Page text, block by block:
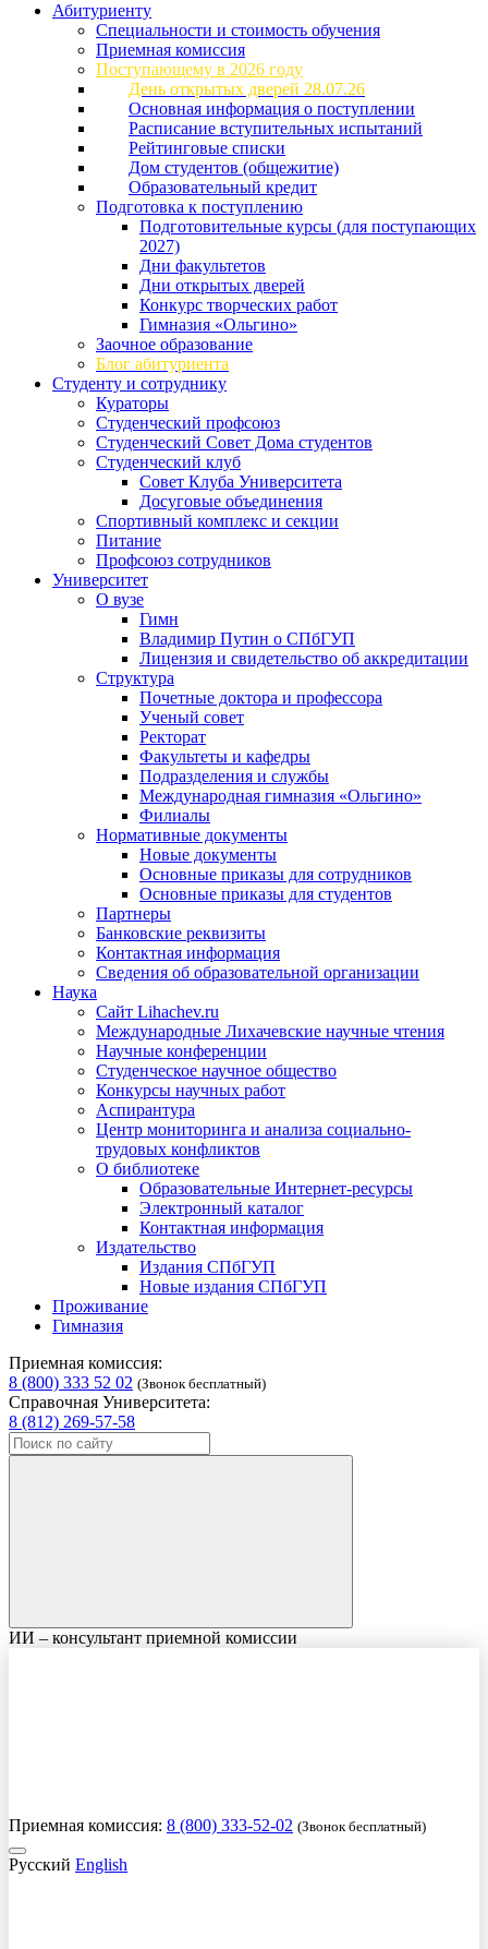
Абитуриенту
Специальности и стоимость обучения
Приемная комиссия
Поступающему в 2026 году
День открытых дверей 28.07.26
Основная информация о поступлении
Расписание вступительных испытаний
Рейтинговые списки
Дом студентов (общежитие)
Образовательный кредит
Подготовка к поступлению
Подготовительные курсы (для поступающих
2027)
Дни факультетов
Дни открытых дверей
Конкурс творческих работ
Гимназия «Ольгино»
Заочное образование
Блог абитуриента
Студенту и сотруднику
Кураторы
Студенческий профсоюз
Студенческий Совет Дома студентов
Студенческий клуб
Совет Клуба Университета
Досуговые объединения
Спортивный комплекс и секции
Питание
Профсоюз сотрудников
Университет
О вузе
Гимн
Владимир Путин о СПбГУП
Лицензия и свидетельство об аккредитации
Структура
Почетные доктора и профессора
Ученый совет
Ректорат
Факультеты и кафедры
Подразделения и службы
Международная гимназия «Ольгино»
Филиалы
Нормативные документы
Новые документы
Основные приказы для сотрудников
Основные приказы для студентов
Партнеры
Банковские реквизиты
Контактная информация
Сведения об образовательной организации
Наука
Сайт Lihachev.ru
Международные Лихачевские научные чтения
Научные конференции
Студенческое научное общество
Конкурсы научных работ
Аспирантура
Центр мониторинга и анализа социально-
трудовых конфликтов
О библиотеке
Образовательные Интернет-ресурсы
Электронный каталог
Контактная информация
Издательство
Издания СПбГУП
Новые издания СПбГУП
Проживание
Гимназия
Приемная комиссия:
8 (800) 333 52 02 (Звонок бесплатный)
Справочная Университета:
8 (812) 269-57-58
ИИ – консультант приемной комиссии
Приемная комиссия: 8 (800) 333-52-02 (Звонок бесплатный)
Русский English